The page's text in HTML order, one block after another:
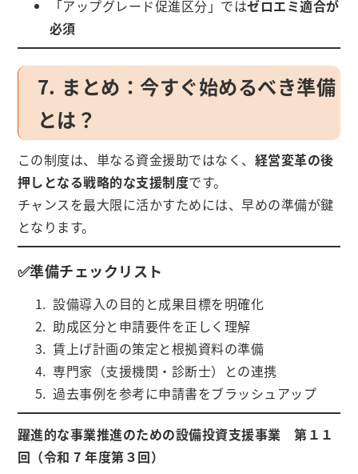
「アップグレード促進区分」ではゼロエミ適合が
必須
7. まとめ：今すぐ始めるべき準備
とは？
この制度は、単なる資金援助ではなく、 経営変革の後
押しとなる戦略的な支援制度です。
チャンスを最大限に活かすためには、早めの準備が鍵
となります。
✅準備チェックリスト
設備導入の目的と成果目標を明確化
助成区分と申請要件を正しく理解
賃上げ計画の策定と根拠資料の準備
専門家（支援機関・診断士）との連携
過去事例を参考に申請書をブラッシュアップ
躍進的な事業推進のための設備投資支援事業 第１１
回（令和 7 年度第３回）